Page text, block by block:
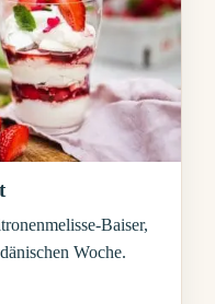
Baiser,
Woche.